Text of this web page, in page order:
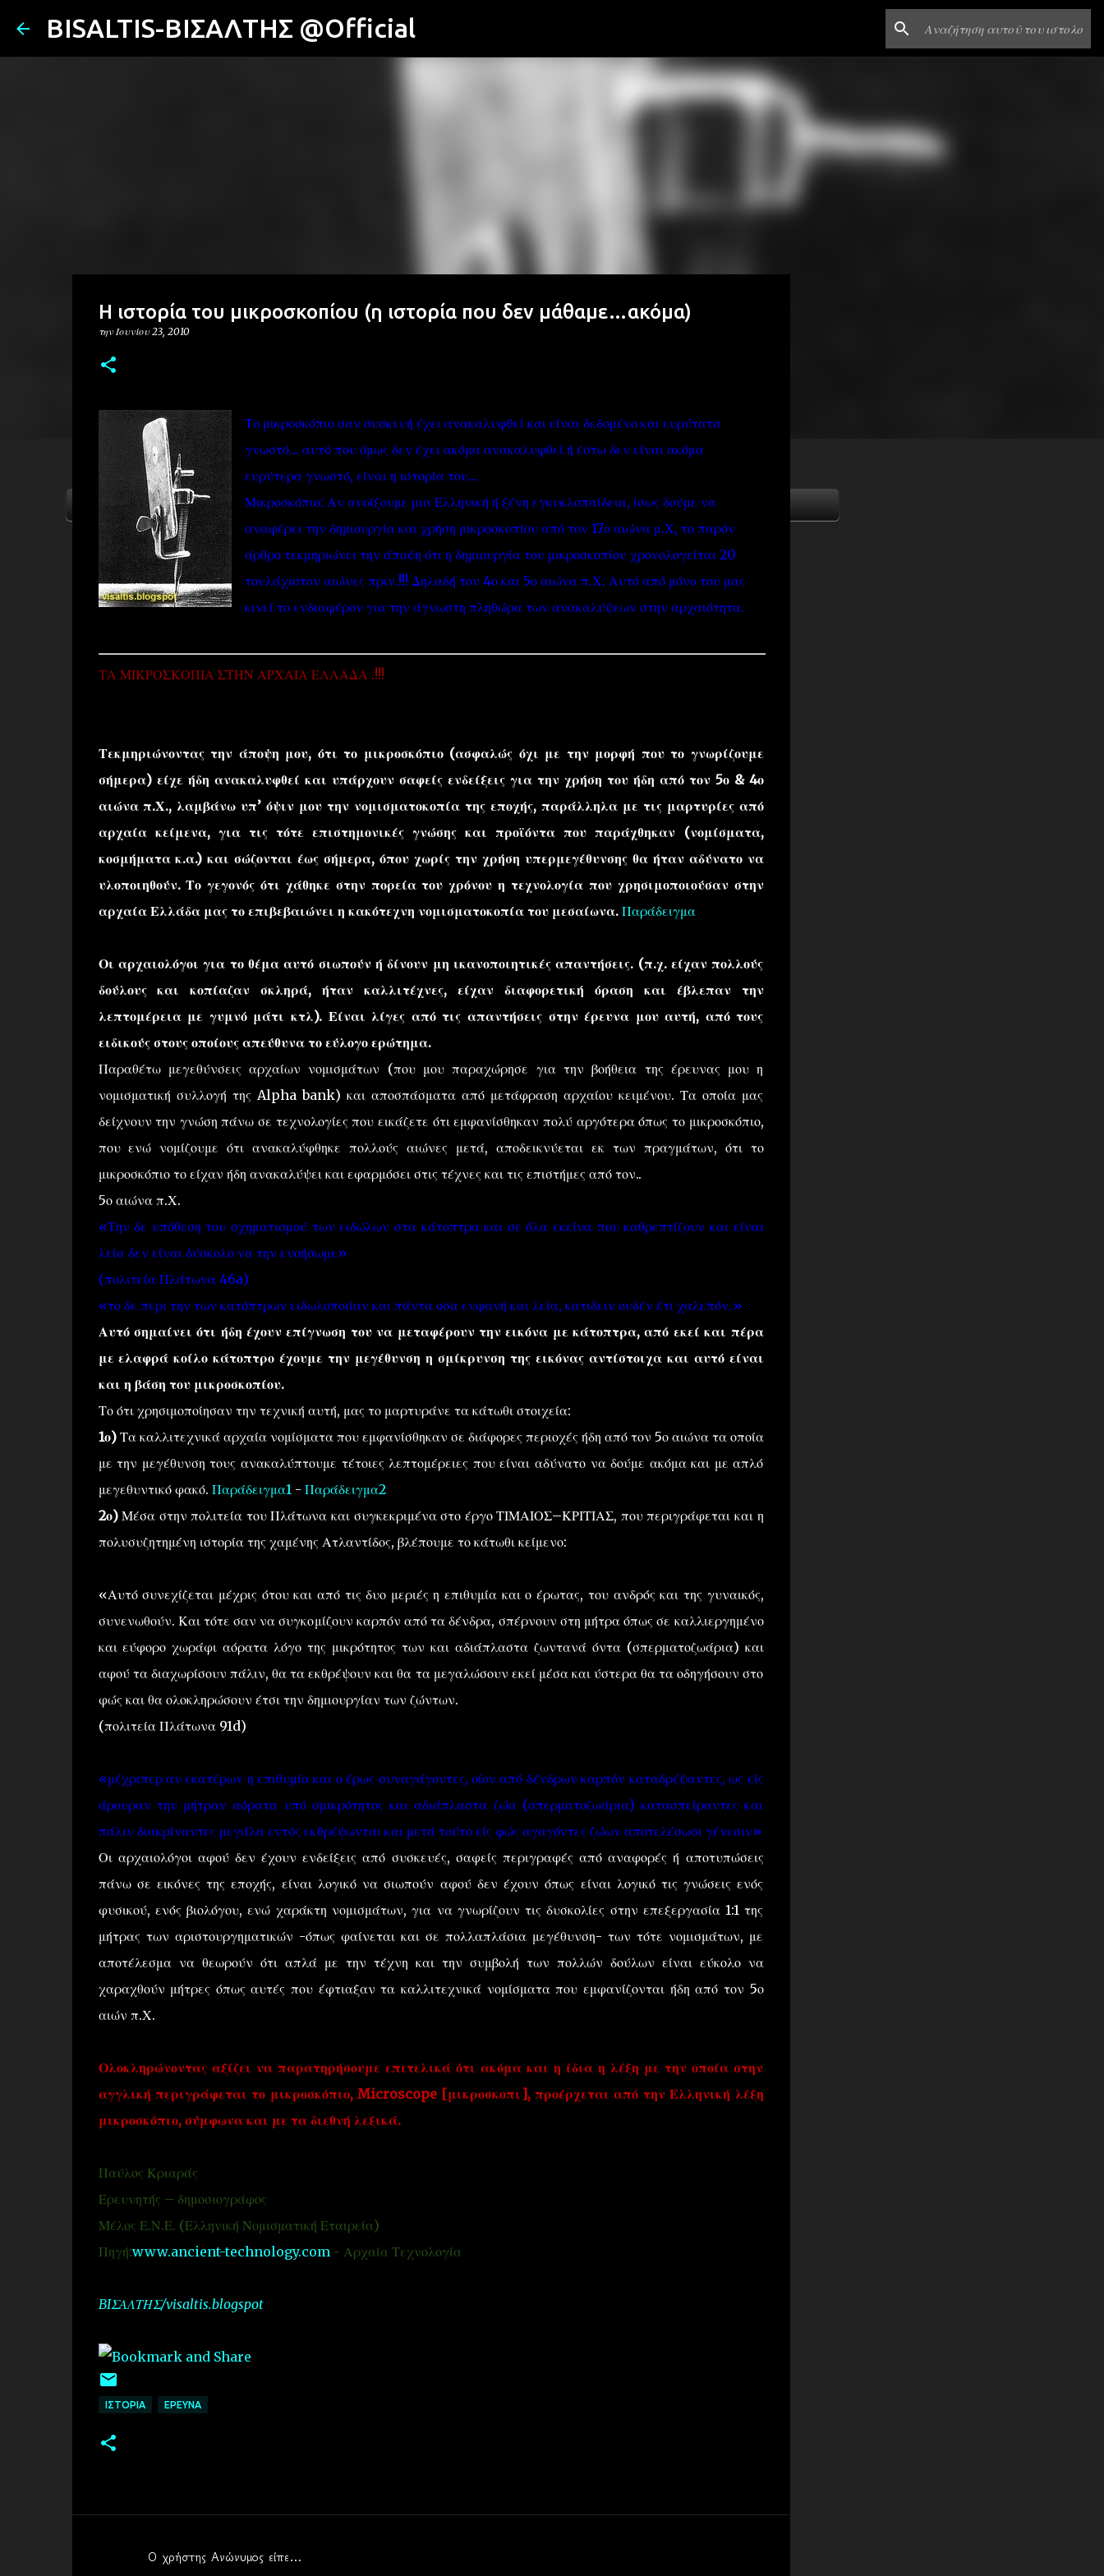
BISALTIS-ΒΙΣΑΛΤΗΣ @Official
ΑΡΧΙΚΗ YOUTUBE FACEBOOK ''ΜΑΓΕΜΕΝΕΣ'' /PROJECT ΣΧΕΤΙΚΑ/ABOUT
Η ιστορία του μικροσκοπίου (η ιστορία που δεν μάθαμε…ακόμα)
την Ιουνίου 23, 2010
Το μικροσκόπιο σαν συσκευή έχει ανακαλυφθεί και είναι δεδομένο και ευρύτατα
γνωστό… αυτό που όμως δεν έχει ακόμα ανακαλυφθεί ή έστω δεν είναι ακόμα
ευρύτερα γνωστό, είναι η ιστορία του…
Μικροσκόπιο: Αν ανοίξουμε μια Ελληνική ή ξένη εγκυκλοπαίδεια, ίσως δούμε να
αναφέρει την δημιουργία και χρήση μικροσκοπίου από τον 17ο αιώνα μ.Χ, το παρόν
άρθρο τεκμηριώνει την άποψη ότι η δημιουργία του μικροσκοπίου χρονολογείται 20
τουλάχιστον αιώνες πριν.!!! Δηλαδή τον 4ο και 5ο αιώνα π.Χ. Αυτό από μόνο του μας
κινεί το ενδιαφέρον για την άγνωστη πληθώρα των ανακαλύψεων στην αρχαιότητα.
ΤΑ ΜΙΚΡΟΣΚΟΠΙΑ ΣΤΗΝ ΑΡΧΑΙΑ ΕΛΛΑΔΑ .!!!
Τεκμηριώνοντας την άποψη μου, ότι το μικροσκόπιο (ασφαλώς όχι με την μορφή που το γνωρίζουμε
σήμερα) είχε ήδη ανακαλυφθεί και υπάρχουν σαφείς ενδείξεις για την χρήση του ήδη από τον 5ο & 4ο
αιώνα π.Χ., λαμβάνω υπ’ όψιν μου την νομισματοκοπία της εποχής, παράλληλα με τις μαρτυρίες από
αρχαία κείμενα, για τις τότε επιστημονικές γνώσης και προϊόντα που παράχθηκαν (νομίσματα,
κοσμήματα κ.α.) και σώζονται έως σήμερα, όπου χωρίς την χρήση υπερμεγέθυνσης θα ήταν αδύνατο να
υλοποιηθούν. Το γεγονός ότι χάθηκε στην πορεία του χρόνου η τεχνολογία που χρησιμοποιούσαν στην
αρχαία Ελλάδα μας το επιβεβαιώνει η κακότεχνη νομισματοκοπία του μεσαίωνα. Παράδειγμα
Οι αρχαιολόγοι για το θέμα αυτό σιωπούν ή δίνουν μη ικανοποιητικές απαντήσεις. (π.χ. είχαν πολλούς
δούλους και κοπίαζαν σκληρά, ήταν καλλιτέχνες, είχαν διαφορετική όραση και έβλεπαν την
λεπτομέρεια με γυμνό μάτι κτλ). Είναι λίγες από τις απαντήσεις στην έρευνα μου αυτή, από τους
ειδικούς στους οποίους απεύθυνα το εύλογο ερώτημα.
Παραθέτω μεγεθύνσεις αρχαίων νομισμάτων (που μου παραχώρησε για την βοήθεια της έρευνας μου η
νομισματική συλλογή της Alpha bank) και αποσπάσματα από μετάφραση αρχαίου κειμένου. Τα οποία μας
δείχνουν την γνώση πάνω σε τεχνολογίες που εικάζετε ότι εμφανίσθηκαν πολύ αργότερα όπως το μικροσκόπιο,
που ενώ νομίζουμε ότι ανακαλύφθηκε πολλούς αιώνες μετά, αποδεικνύεται εκ των πραγμάτων, ότι το
μικροσκόπιο το είχαν ήδη ανακαλύψει και εφαρμόσει στις τέχνες και τις επιστήμες από τον..
5ο αιώνα π.Χ.
«Την δε υπόθεση του σχηματισμού των ειδώλων στα κάτοπτρα και σε όλα εκείνα που καθρεπτίζουν και είναι
λεία δεν είναι δύσκολο να την ενοήσωμε»
(πολιτεία Πλάτωνα 46a)
«το δε περι την των κατόπτρων ειδωλοποιίαν και πάντα οσα ενφανή και λεία, κατιδειν ουδέν έτι χαλεπόν.»
Αυτό σημαίνει ότι ήδη έχουν επίγνωση του να μεταφέρουν την εικόνα με κάτοπτρα, από εκεί και πέρα
με ελαφρά κοίλο κάτοπτρο έχουμε την μεγέθυνση η σμίκρυνση της εικόνας αντίστοιχα και αυτό είναι
και η βάση του μικροσκοπίου.
Το ότι χρησιμοποίησαν την τεχνική αυτή, μας το μαρτυράνε τα κάτωθι στοιχεία:
1ο) Τα καλλιτεχνικά αρχαία νομίσματα που εμφανίσθηκαν σε διάφορες περιοχές ήδη από τον 5ο αιώνα τα οποία
με την μεγέθυνση τους ανακαλύπτουμε τέτοιες λεπτομέρειες που είναι αδύνατο να δούμε ακόμα και με απλό
μεγεθυντικό φακό. Παράδειγμα1- Παράδειγμα2
2ο)Μέσα στην πολιτεία του Πλάτωνα και συγκεκριμένα στο έργο ΤΙΜΑΙΟΣ–ΚΡΙΤΙΑΣ, που περιγράφεται και η
πολυσυζητημένη ιστορία της χαμένης Ατλαντίδος, βλέπουμε το κάτωθι κείμενο:
«Αυτό συνεχίζεται μέχρις ότου και από τις δυο μεριές η επιθυμία και ο έρωτας, του ανδρός και της γυναικός,
συνενωθούν. Και τότε σαν να συγκομίζουν καρπόν από τα δένδρα, σπέρνουν στη μήτρα όπως σε καλλιεργημένο
και εύφορο χωράφι αόρατα λόγο της μικρότητος των και αδιάπλαστα ζωντανά όντα (σπερματοζωάρια) και
αφού τα διαχωρίσουν πάλιν, θα τα εκθρέψουν και θα τα μεγαλώσουν εκεί μέσα και ύστερα θα τα οδηγήσουν στο
φώς και θα ολοκληρώσουν έτσι την δημιουργίαν των ζώντων.
(πολιτεία Πλάτωνα 91d)
«μέχριπερ αν εκατέρων η επιθυμία και ο έρως συναγάγοντες, οίον από δένδρων καρπόν καταδρέψαντες, ως είς
άρουραν την μήτραν αόρατα υπό σμικρότητος και αδιάπλαστα ζώα (σπερματοζωάρια) κατασπείραντες και
πάλιν διακρίναντες μεγάλα εντός εκθρέψωνται και μετά τούτο είς φώς αγαγόντες ζώων αποτελέσωσι γένεσιν»
Οι αρχαιολόγοι αφού δεν έχουν ενδείξεις από συσκευές, σαφείς περιγραφές από αναφορές ή αποτυπώσεις
πάνω σε εικόνες της εποχής, είναι λογικό να σιωπούν αφού δεν έχουν όπως είναι λογικό τις γνώσεις ενός
φυσικού, ενός βιολόγου, ενώ χαράκτη νομισμάτων, για να γνωρίζουν τις δυσκολίες στην επεξεργασία 1:1 της
μήτρας των αριστουργηματικών -όπως φαίνεται και σε πολλαπλάσια μεγέθυνση- των τότε νομισμάτων, με
αποτέλεσμα να θεωρούν ότι απλά με την τέχνη και την συμβολή των πολλών δούλων είναι εύκολο να
χαραχθούν μήτρες όπως αυτές που έφτιαξαν τα καλλιτεχνικά νομίσματα που εμφανίζονται ήδη από τον 5ο
αιών π.Χ.
Ολοκληρώνοντας αξίζει να παρατηρήσουμε επιτελικά ότι ακόμα και η ίδια η λέξη με την οποία στην
αγγλική περιγράφεται το μικροσκόπιο, Microscope [μικροσκοπι], προέρχεται από την Ελληνική λέξη
μικροσκόπιο, σύμφωνα και με τα διεθνή λεξικά.
Παύλος Κριαράς
Ερευνητής – δημοσιογράφος
Μέλος Ε.Ν.Ε. (Ελληνική Νομισματική Εταιρεία)
Πηγή:www.ancient-technology.com- Αρχαία Τεχνολογία
BIΣΑΛΤΗΣ/visaltis.blogspot
ΙΣΤΟΡΙΑ EΡΕΥΝΑ
Ο χρήστης Ανώνυμος είπε…